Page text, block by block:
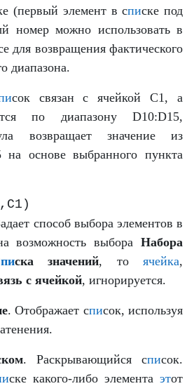
(первый элемент в списке под
номер можно использовать в
для возвращения фактического
диапазона.
сок связан с ячейкой C1, а
по диапазону D10:D15,
возвращает значение из
на основе выбранного пункта
способ выбора элементов в
возможность выбора Набора
писка значений, то ячейка,
с ячейкой, игнорируется.
. Отображает список, используя
. Раскрывающийся список.
ске какого-либо элемента этот